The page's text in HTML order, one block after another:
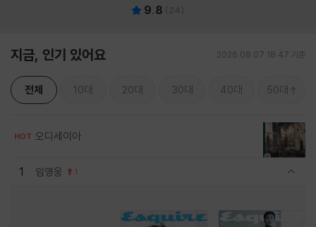
9.8 24
지금, 인기 있어요 2026.08.07 18:47 기준
전체 10대 20대 30대 40대 50대
HOT 오디세이아
1 임영웅 1